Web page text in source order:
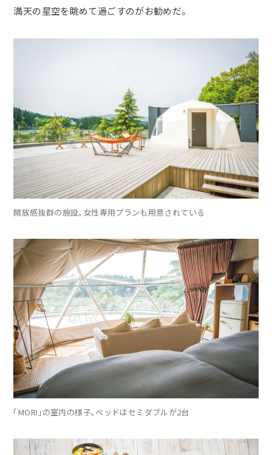
満天の星空を眺めて過ごすのがお勧めだ。
開放感抜群の施設。女性専用プランも用意されている
「MORI」の室内の様子。ベッドはセミダブルが2台